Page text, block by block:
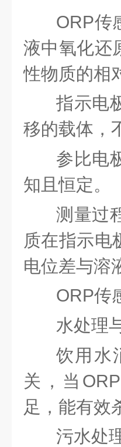
ORP传
液中氧化还
性物质的相
指示电
移的载体，
参比电
知且恒定。
测量过
质在指示电
电位差与溶
ORP传
水处理
饮用水
关，当
足，能有效
污水处